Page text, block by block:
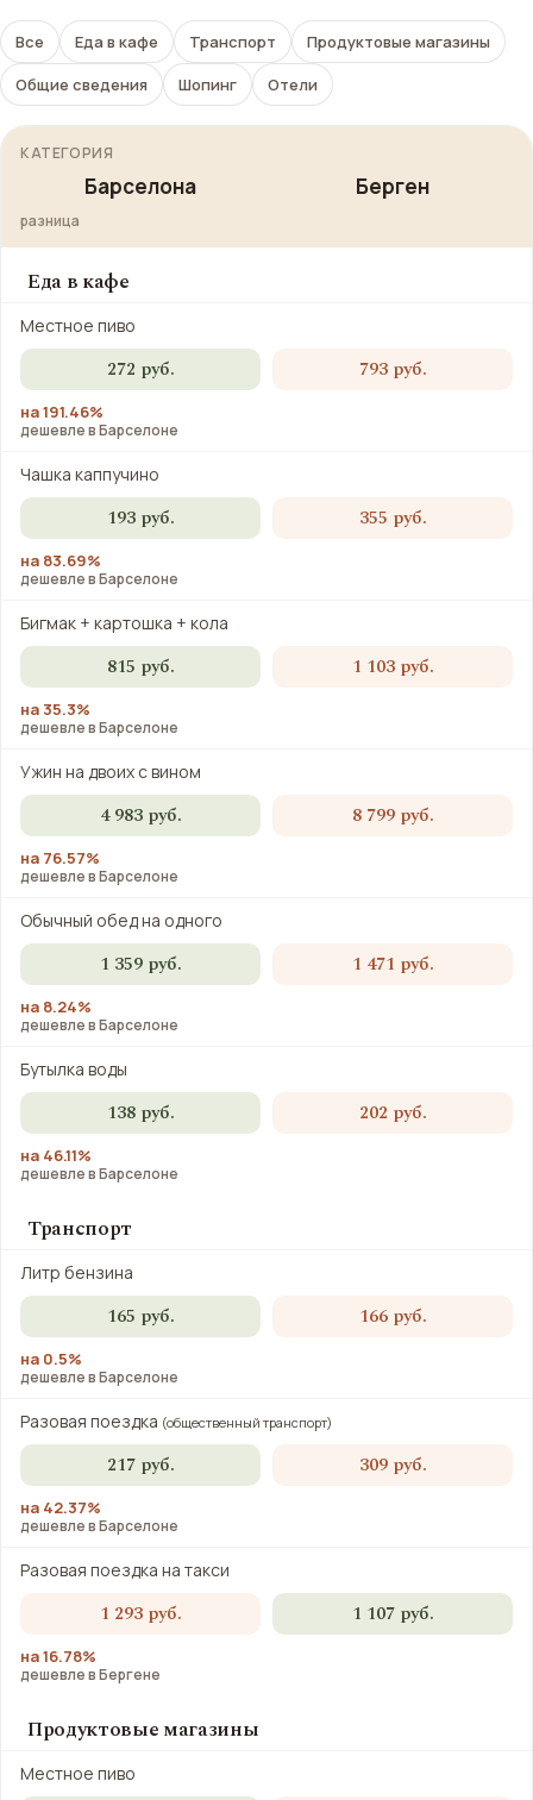
Все Еда в кафе Транспорт
Продуктовые магазины
Общие сведения
Шопинг Отели
КАТЕГОРИЯ
Барселона Берген
разница
Еда в кафе
Местное пиво
272 руб. 793 руб.
на 191.46%
дешевле в Барселоне
Чашка каппучино
193 руб. 355 руб.
на 83.69%
дешевле в Барселоне
Бигмак + картошка + кола
815 руб. 1 103 руб.
на 35.3%
дешевле в Барселоне
Ужин на двоих с вином
4 983 руб. 8 799 руб.
на 76.57%
дешевле в Барселоне
Обычный обед на одного
1 359 руб. 1 471 руб.
на 8.24%
дешевле в Барселоне
Бутылка воды
138 руб. 202 руб.
на 46.11%
дешевле в Барселоне
Транспорт
Литр бензина
165 руб. 166 руб.
на 0.5%
дешевле в Барселоне
Разовая поездка (общественный транспорт)
217 руб. 309 руб.
на 42.37%
дешевле в Барселоне
Разовая поездка на такси
1 293 руб. 1 107 руб.
на 16.78%
дешевле в Бергене
Продуктовые магазины
Местное пиво